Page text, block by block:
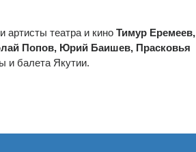
артисты театра и кино Тимур Еремеев,
Попов, Юрий Баишев, Прасковья
и балета Якутии.